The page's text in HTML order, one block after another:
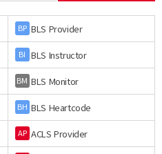
BP BLS Provider
BI BLS Instructor
BM BLS Monitor
BH BLS Heartcode
AP ACLS Provider